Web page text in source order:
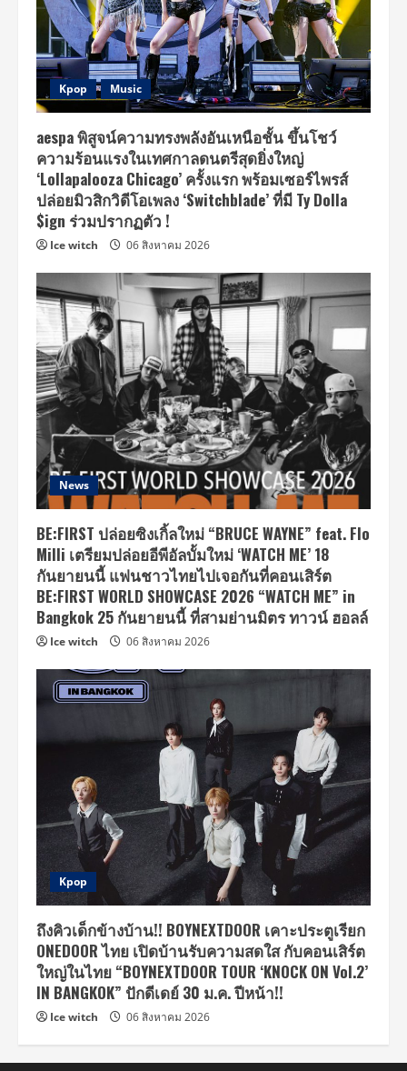
Kpop Music
aespa พิสูจน์ความทรงพลังอันเหนือชั้น ขึ้นโชว์
ความร้อนแรงในเทศกาลดนตรีสุดยิ่งใหญ่
‘Lollapalooza Chicago’ ครั้งแรก พร้อมเซอร์ไพรส์
ปล่อยมิวสิกวิดีโอเพลง ‘Switchblade’ ที่มี Ty Dolla
$ign ร่วมปรากฏตัว !
Ice witch 06 สิงหาคม 2026
News
BE:FIRST ปล่อยซิงเกิ้ลใหม่ “BRUCE WAYNE” feat. Flo
Milli เตรียมปล่อยอีพีอัลบั้มใหม่ ‘WATCH ME’ 18
กันยายนนี้ แฟนชาวไทยไปเจอกันที่คอนเสิร์ต
BE:FIRST WORLD SHOWCASE 2026 “WATCH ME” in
Bangkok 25 กันยายนนี้ ที่สามย่านมิตร ทาวน์ ฮอลล์
Ice witch 06 สิงหาคม 2026
Kpop
ถึงคิวเด็กข้างบ้าน!! BOYNEXTDOOR เคาะประตูเรียก
ONEDOOR ไทย เปิดบ้านรับความสดใส กับคอนเสิร์ต
ใหญ่ในไทย “BOYNEXTDOOR TOUR ‘KNOCK ON Vol.2’
IN BANGKOK” ปักดีเดย์ 30 ม.ค. ปีหน้า!!
Ice witch 06 สิงหาคม 2026